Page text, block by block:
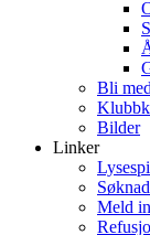
Bli
Bilder
Linker
Meld